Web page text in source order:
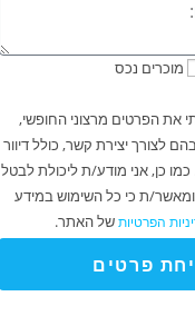
מוכרים נכס
את הפרטים מרצוני החופשי,
לצורך יצירת קשר, כולל דיוור
כמו כן, אני מודע/ת ליכולת לבטל
ת כי כל השימוש במידע
הפרטיותשל האתר.
פרטים